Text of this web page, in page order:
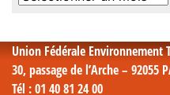
Union Fédérale
30, passage de l’Arche – 92055
Tél : 01 40 81 24 00